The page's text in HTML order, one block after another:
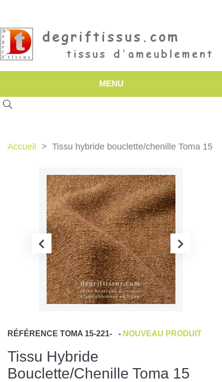
MENU
Accueil Tissu hybride bouclette/chenille Toma 15
RÉFÉRENCE TOMA 15-221- - NOUVEAU PRODUIT
Tissu Hybride
Bouclette/chenille Toma 15